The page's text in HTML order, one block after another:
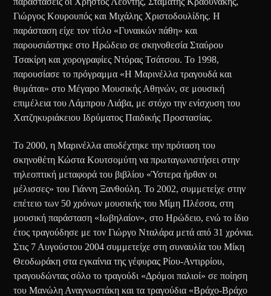
Γιώργος Κουρουπός και Μιχάλης Χριστοδουλίδης. Η
παράσταση είχε τον τίτλο «Γυναικών πάθη» και
παρουσιάστηκε στο Ηρώδειο σε σκηνοθεσία Σταύρου
Τσακίρη και χορογραφίες Ντόρας Τσάτσου. Το 1998,
παρουσίασε το πρόγραμμα «Η Μαρινέλλα τραγουδά και
θυμάται» στο Μέγαρο Μουσικής Αθηνών, σε μουσική
επιμέλεια του Λάμπρου Λιάβα, με στόχο την ενίσχυση του
Χατζηκυριάκειου Ιδρύματος Παιδικής Προστασίας.
Το 2000, η Μαρινέλλα αποδέχτηκε την πρόταση του
σκηνοθέτη Κώστα Κουτσομύτη να πρωταγωνιστήσει στην
τηλεοπτική μεταφορά του βιβλίου «Ύστερα ήρθαν οι
μέλισσες» του Γιάννη Ξανθούλη. Το 2002, συμμετείχε στην
επέτειο των 50 χρόνων μουσικής του Μίμη Πλέσσα, στη
μουσική παράσταση «Ιωβηλαίον», στο Ηρώδειο, ενώ το ίδιο
έτος τραγούδησε με τον Γιώργο Νταλάρα μετά από 31 χρόνια.
Στις 7 Αυγούστου 2004 συμμετείχε στη συναυλία του Μίκη
Θεοδωράκη στα εγκαίνια της γέφυρας Ρίου-Αντιρρίου,
τραγουδώντας σόλο το τραγούδι «Δρόμοι παλιοί» σε ποίηση
του Μανώλη Αναγνωστάκη και τα τραγούδια «Βράχο-Βράχο